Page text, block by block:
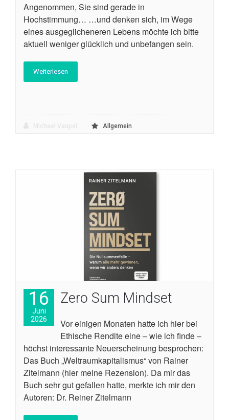
Angenommen, Sie sind gerade in
Hochstimmung… …und denken sich, im Wege
eines ausgeglicheneren Lebens möchte ich bitte
aktuell weniger glücklich und unbefangen sein.
Weiterlesen
Allgemein
16
Juni
2026
Zero Sum Mindset
Vor einigen Monaten hatte ich hier bei
Ethische Rendite eine – wie ich finde –
höchst interessante Neuerscheinung besprochen:
Das Buch „Weltraumkapitalismus“ von Rainer
Zitelmann (hier meine Rezension). Da mir das
Buch sehr gut gefallen hatte, merkte ich mir den
Autoren: Dr. Reiner Zitelmann